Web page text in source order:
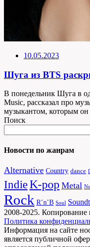
10.05.2023
Шуга из BTS
В понедельник Шуга в
Music, рассказал про
музыкантом, которым он
Поиск
Новости по жанрам
Alternative Country dance
IndieK-pop Metal
Rock R’n’B Soul
2008-2025.
Политика
Информация на сайте
является публичной